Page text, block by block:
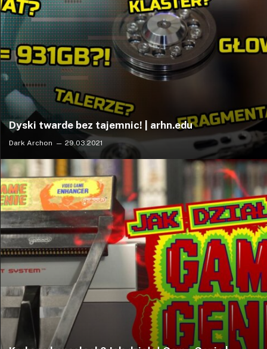
Dyski twarde bez tajemnic! | arhn.edu
Dark Archon 29.03.2021